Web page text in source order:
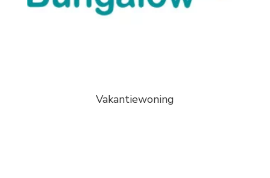
Vakantiewoning